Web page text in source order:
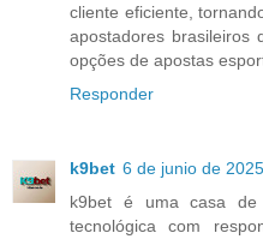
cliente eficiente,
apostadores brasileiros
opções de apostas
Responder
k9bet 6 de junio de
k9bet é uma casa de
tecnológica com